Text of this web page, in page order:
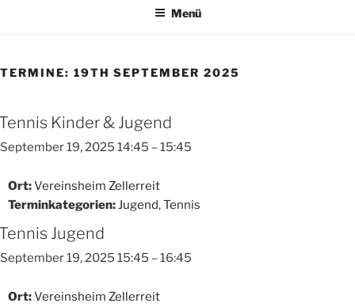
Menü
TERMINE: 19TH SEPTEMBER 2025
Kinder & Jugend
September 19, 2025 14:45 –15:45
Ort:Vereinsheim Zellerreit
Terminkategorien:Jugend,Tennis
Jugend
September 19, 2025 15:45 –16:45
Ort:Vereinsheim Zellerreit